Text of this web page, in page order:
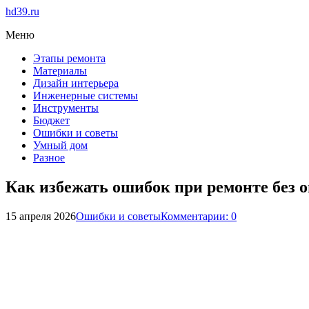
hd39.ru
Меню
Этапы ремонта
Материалы
Дизайн интерьера
Инженерные системы
Инструменты
Бюджет
Ошибки и советы
Умный дом
Разное
Как избежать ошибок при ремонте без
15 апреля 2026Ошибки и советыКомментарии: 0